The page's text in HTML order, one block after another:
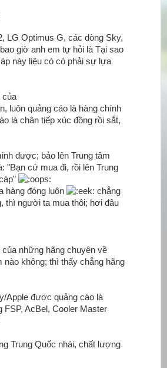
LG Optimus G, các dòng Sky,
giờ anh em tự hỏi là Tại sao
này liệu có có phải sự lựa
của
luôn quảng cáo là hàng chính
là chân tiếp xúc đồng rồi sắt,
được; bảo lên Trung tâm
"Bạn cứ mua đi, rồi lên Trung
hàng đóng luôn
chẳng
thì người ta mua thôi; hơi đâu
những hãng chuyên về
nào không; thì thấy chẳng hãng
Apple được quảng cáo là
AcBel, Cooler Master
Trung Quốc nhái, chất lượng